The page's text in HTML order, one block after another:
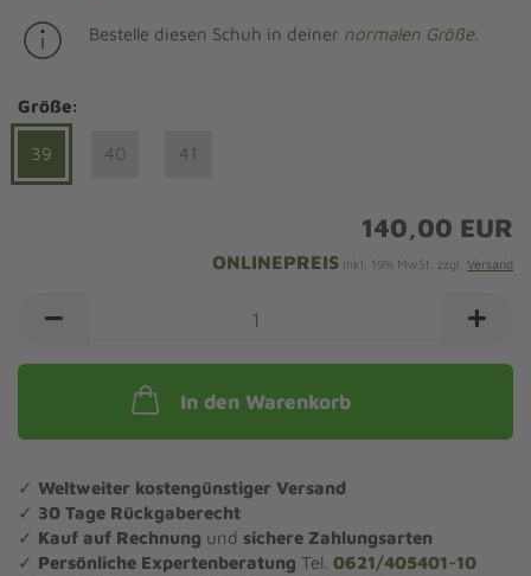
Bestelle diesen Schuh in deiner normalen Größe.
Größe:
39 40 41
140,00 EUR
ONLINEPREIS inkl. 19% MwSt. zzgl. Versand
In den Warenkorb
✓ Weltweiter kostengünstiger Versand
✓ 30 Tage Rückgaberecht
✓ Kauf auf Rechnung und sichere Zahlungsarten
✓ Persönliche Expertenberatung Tel. 0621/405401-10